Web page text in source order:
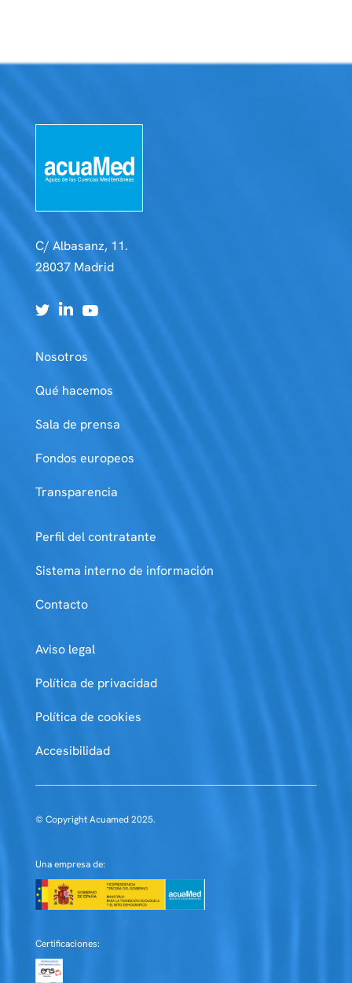
C/ Albasanz, 11.
28037 Madrid
Nosotros
Qué hacemos
Sala de prensa
Fondos europeos
Transparencia
Perfil del contratante
Sistema interno de información
Contacto
Aviso legal
Política de privacidad
Política de cookies
Accesibilidad
© Copyright Acuamed 2025.
Una empresa de:
Certificaciones: